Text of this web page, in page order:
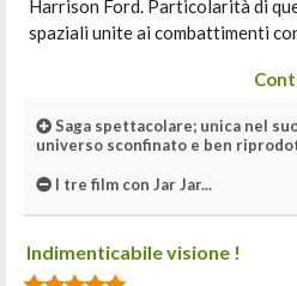
Harrison Ford. Particolarità di
spaziali unite ai combattimenti
Saga spettacolare; unica nel
universo sconfinato e ben
I tre film con Jar Jar...
Indimenticabile visione !